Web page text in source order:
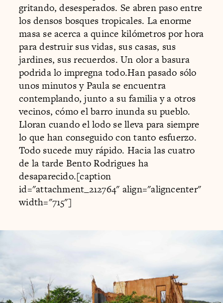
gritando, desesperados. Se abren paso entre
los densos bosques tropicales. La enorme
masa se acerca a quince kilómetros por hora
para destruir sus vidas, sus casas, sus
jardines, sus recuerdos. Un olor a basura
podrida lo impregna todo.Han pasado sólo
unos minutos y Paula se encuentra
contemplando, junto a su familia y a otros
vecinos, cómo el barro inunda su pueblo.
Lloran cuando el lodo se lleva para siempre
lo que han conseguido con tanto esfuerzo.
Todo sucede muy rápido. Hacia las cuatro
de la tarde Bento Rodrigues ha
desaparecido.[caption
id="attachment_212764" align="aligncenter"
width="715"]